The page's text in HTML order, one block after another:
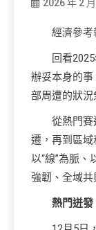
2026 年 2
經濟參考
回看
辦妥本身的
部周遭的狀況
從熱門賽
遷，再到區域
以“線”為脈、
強韌、全域共
熱門迸發